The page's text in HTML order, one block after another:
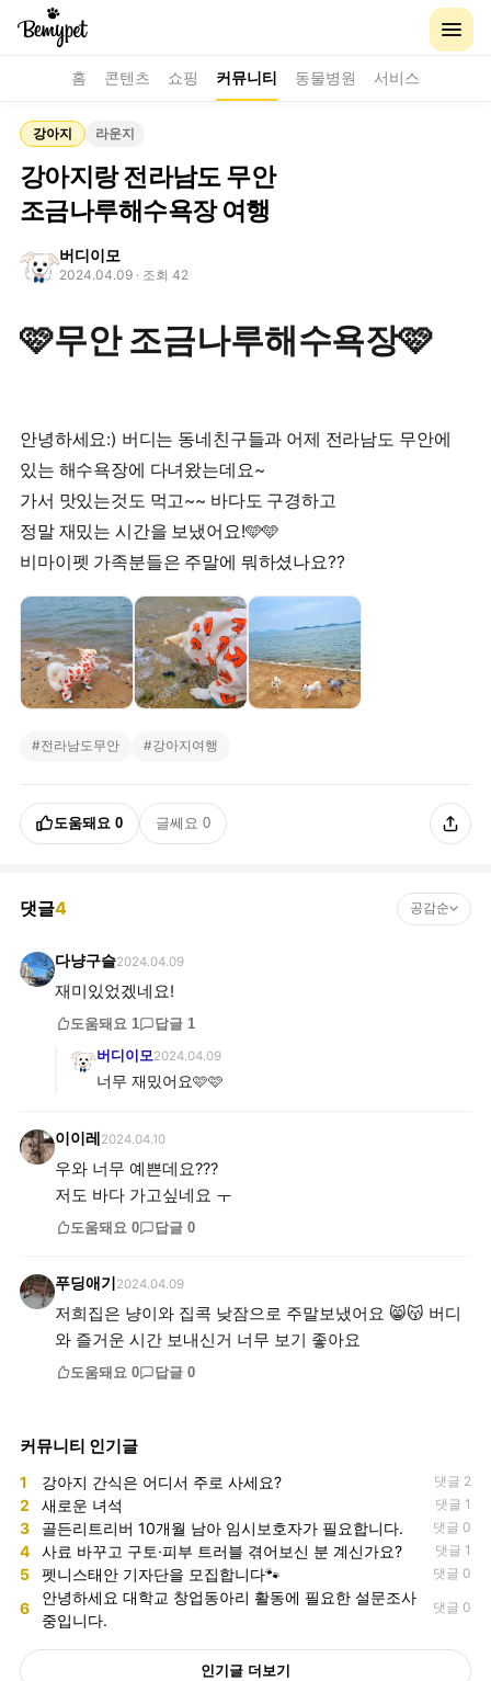
홈 콘텐츠 쇼핑 커뮤니티 동물병원 서비스
강아지 라운지
강아지랑 전라남도 무안
조금나루해수욕장 여행
버디이모
2024.04.09 · 조회 42
🩷무안 조금나루해수욕장🩷
안녕하세요:) 버디는 동네친구들과 어제 전라남도 무안에
있는 해수욕장에 다녀왔는데요~
가서 맛있는것도 먹고~~ 바다도 구경하고
정말 재밌는 시간을 보냈어요!🩵🩵
비마이펫 가족분들은 주말에 뭐하셨나요??
#전라남도무안 #강아지여행
도움돼요 0 글쎄요 0
댓글4 공감순
다냥구슬2024.04.09
재미있었겠네요!
도움돼요 1 답글 1
버디이모 2024.04.09
너무 재밌어요🩷🩷
이이레2024.04.10
우와 너무 예쁜데요???
저도 바다 가고싶네요 ㅜ
도움돼요 0 답글 0
푸딩애기2024.04.09
저희집은 냥이와 집콕 낮잠으로 주말보냈어요 😸😽 버디
와 즐거운 시간 보내신거 너무 보기 좋아요
도움돼요 0 답글 0
커뮤니티 인기글
1 강아지 간식은 어디서 주로 사세요? 댓글 2
2 새로운 녀석 댓글 1
3 골든리트리버 10개월 남아 임시보호자가 필요합니다. 댓글 0
4 사료 바꾸고 구토·피부 트러블 겪어보신 분 계신가요? 댓글 1
5 펫니스태안 기자단을 모집합니다🐾 댓글 0
6
안녕하세요 대학교 창업동아리 활동에 필요한 설문조사
중입니다.
댓글 0
인기글 더보기